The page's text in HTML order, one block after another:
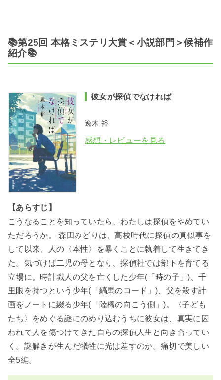
📚第25回 本格ミステリ大賞＜小説部門＞候補作
紹介📚
彼女が探偵でなければ
逸木 裕
感想・レビューを見る
【あらすじ】
こうなることを知っていたら、わたしは探偵をやめてい
ただろうか。 森田みどりは、高校時代に探偵の真似事を
して以来、人の〈本性〉を暴くことに執着して生きてき
た。気づけば二児の母となり、探偵社では部下を育てる
立場に。時計職人の父を亡くした少年(「時の子」)、千
里眼を持つという少年(「縞馬のコード」)、父を殺す計
画をノートに綴る少年(「陸橋の向こう側」)。〈子ども
たち〉をめぐる謎にのめり込むうちに彼女は、真実に囚
われて人を傷つけてきた自らの探偵人生と向き合ってい
く。謎解きが生んだ犠牲に光は差すのか。痛切で美しい
全5編。